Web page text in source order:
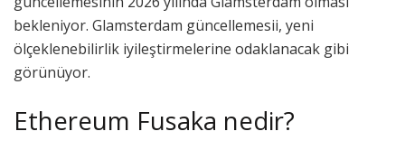
bekleniyor. Glamsterdam güncellemesii, yeni
ölçeklenebilirlik iyileştirmelerine odaklanacak gibi
görünüyor.
Ethereum Fusaka nedir?